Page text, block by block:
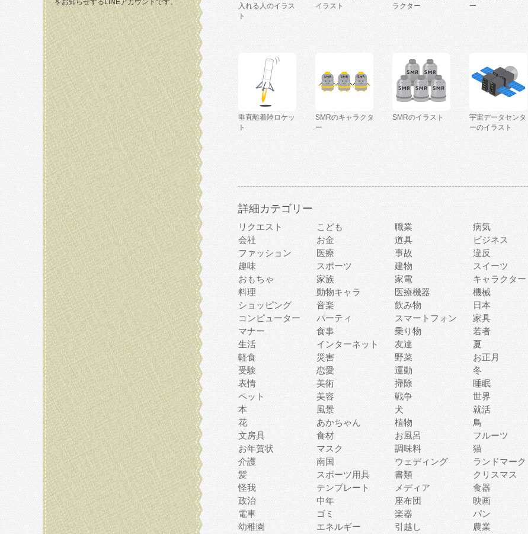
をお知らせするLINEアカウントです。
入れる人のイラス
ト
イラスト
ラクター
ー
垂直離着陸ロケッ
ト
SMRのキャラクタ
ー
SMRのイラスト
宇宙データセンタ
ーのイラスト
詳細カテゴリー
リクエスト こども 職業 病気
会社
お金 道具 ビジネス
ファッション
医療 事故 違反
趣味
スポーツ 建物 スイーツ
おもちゃ
家族 家電 キャラクター
料理
動物キャラ 医療機器 機械
ショッピング
音楽 飲み物 日本
コンピューター
パーティ スマートフォン 家具
マナー
食事 乗り物 若者
生活
インターネット 友達 夏
軽食
災害 野菜 お正月
受験
恋愛 運動 冬
表情
美術 掃除 睡眠
ペット
美容 戦争 世界
本
風景 犬 就活
花
あかちゃん 植物 鳥
文房具
食材 お風呂 フルーツ
お年賀状
マスク 調味料 猫
介護
南国 ウェディング ランドマーク
髪
スポーツ用具 書類 クリスマス
怪我
テンプレート メディア 食器
政治
中年 座布団 映画
電車
ゴミ 楽器 パン
幼稚園
エネルギー 引越し 農業